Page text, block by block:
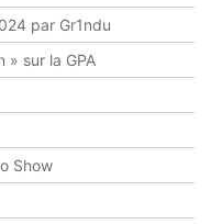
par Gr1ndu
» sur la GPA
Show